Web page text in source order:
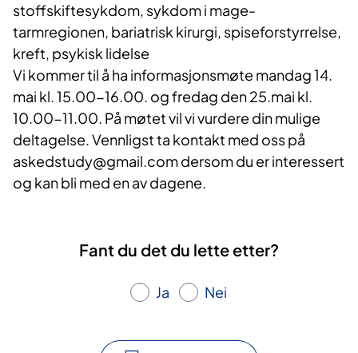
stoffskiftesykdom, sykdom i mage-
tarmregionen, bariatrisk kirurgi, spiseforstyrrelse,
kreft, psykisk lidelse
Vi kommer til å ha informasjonsmøte mandag 14.
mai kl. 15.00-16.00. og fredag den 25.mai kl.
10.00-11.00. På møtet vil vi vurdere din mulige
deltagelse. Vennligst ta kontakt med oss på
askedstudy@gmail.com dersom du er interessert
og kan bli med en av dagene.
Fant du det du lette etter?
Ja Nei